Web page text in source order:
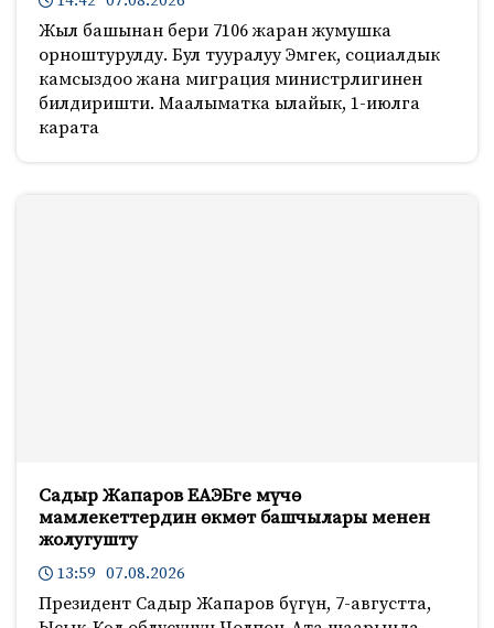
Жыл башынан бери 7106 жаран жумушка
орноштурулду. Бул тууралуу Эмгек, социалдык
камсыздоо жана миграция министрлигинен
билдиришти. Маалыматка ылайык, 1-июлга
карата
Садыр Жапаров ЕАЭБге мүчө
мамлекеттердин өкмөт башчылары менен
жолугушту
13:59 07.08.2026
Президент Садыр Жапаров бүгүн, 7-августта,